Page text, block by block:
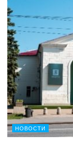
НОВОСТИ